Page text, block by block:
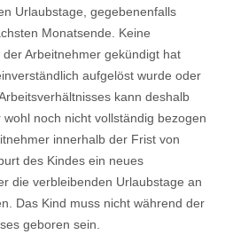
Urlaubstage, gegebenenfalls
Monatsende. Keine
Arbeitnehmer gekündigt hat
aufgelöst wurde oder
kann deshalb
noch nicht vollständig bezogen
innerhalb der Frist von
des Kindes ein neues
die verbleibenden Urlaubstage an
Das Kind muss nicht während der
geboren sein.